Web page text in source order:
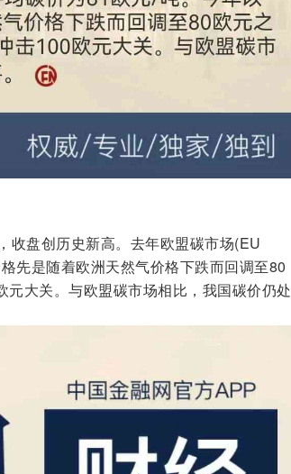
收盘创历史新高。去年欧盟碳市场(EU
先是随着欧洲天然气价格下跌而回调至80
大关。与欧盟碳市场相比，我国碳价仍处